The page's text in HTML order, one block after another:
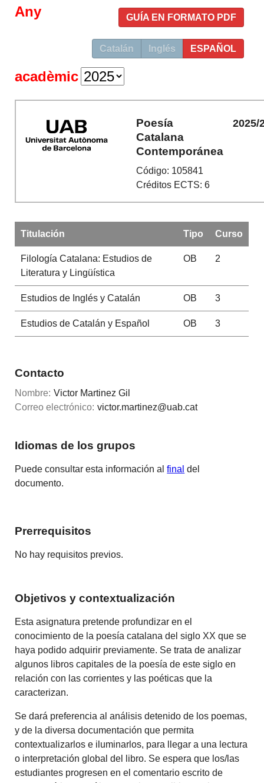
GUÍA EN FORMATO PDF
Catalán Inglés ESPAÑOL
Any
acadèmic
Poesía
Catalana
Contemporánea
Código: 105841
Créditos ECTS: 6
2025/
Titulación Tipo Curso
Filología Catalana: Estudios de
Literatura y Lingüística
OB 2
Estudios de Inglés y Catalán OB 3
Estudios de Catalán y Español OB 3
Contacto
Nombre: Victor Martinez Gil
Correo electrónico: victor.martinez@uab.cat
Idiomas de los grupos
Puede consultar esta información alfinal del
documento.
Prerrequisitos
No hay requisitos previos.
Objetivos y contextualización
Esta asignatura pretende profundizar en el
conocimiento de la poesía catalana del siglo XX que se
haya podido adquirir previamente. Se trata de analizar
algunos libros capitales de la poesía de este siglo en
relación con las corrientes y las poéticas que la
caracterizan.
Se dará preferencia al análisis detenido de los poemas,
y de la diversa documentación que permita
contextualizarlos e iluminarlos, para llegar a una lectura
o interpretación global del libro. Se espera que los/las
estudiantes progresen en el comentario escrito de